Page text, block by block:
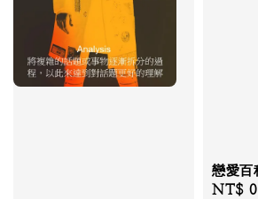
戀愛百
NT$